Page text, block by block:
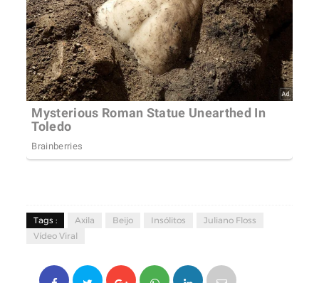
Tags : Axila Beijo Insólitos
Juliano Floss
Vídeo Viral